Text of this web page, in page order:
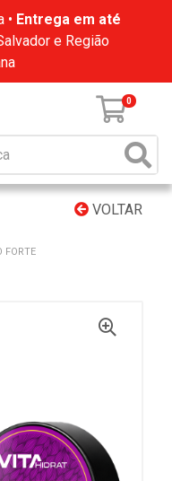
• Entrega em até
e Região
0
VOLTAR
FORTE